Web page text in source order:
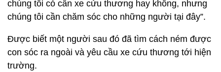
chúng tôi có cần xe cứu thương hay không, nhưng
chúng tôi cần chăm sóc cho những người tại đây”.
Được biết một người sau đó đã tìm cách ném được
con sóc ra ngoài và yêu cầu xe cứu thương tới hiện
trường.